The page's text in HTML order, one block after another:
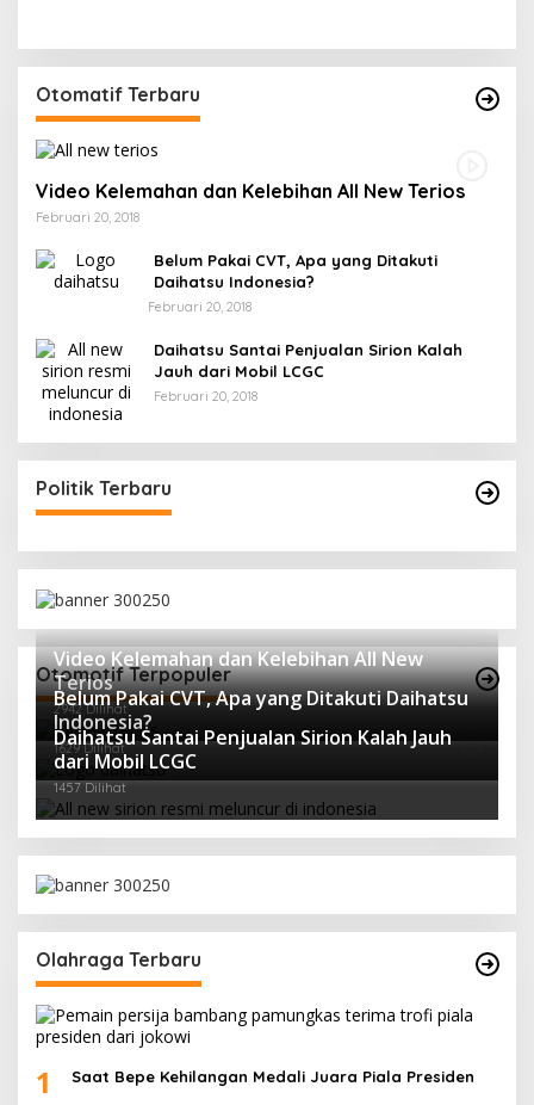
Otomatif Terbaru
Video Kelemahan dan Kelebihan All New Terios
Februari 20, 2018
Belum Pakai CVT, Apa yang Ditakuti
Daihatsu Indonesia?
Februari 20, 2018
Daihatsu Santai Penjualan Sirion Kalah
Jauh dari Mobil LCGC
Februari 20, 2018
Politik Terbaru
Otomotif Terpopuler
Video Kelemahan dan Kelebihan All New
Terios
2942 Dilihat
Belum Pakai CVT, Apa yang Ditakuti Daihatsu
Indonesia?
1629 Dilihat
Daihatsu Santai Penjualan Sirion Kalah Jauh
dari Mobil LCGC
1457 Dilihat
Olahraga Terbaru
1 Saat Bepe Kehilangan Medali Juara Piala Presiden